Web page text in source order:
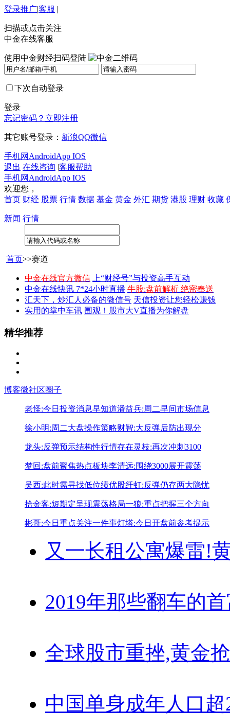
登录推广|客服 |
扫描或点击关注
中金在线客服
使用中金财经扫码登陆
下次自动登录
登录
忘记密码？ 立即注册
其它账号登录： 新浪QQ微信
手机网 AndroidApp IOS
退出 在线咨询 |客服帮助
手机网 AndroidApp IOS
欢迎您，
首页 财经 股票 行情 数据 基金 黄金 外汇 期货 港股 理财 收藏
新闻 行情
首页>>赛道
中金在线官方微信
上“财经号”与投资高手互动
中金在线快讯 7*24小时直播 牛股:盘前解析 绝密奉送
汇天下，炒汇人必备的微信号 天信投资让您轻松赚钱
实用的掌中车讯 围观！股市大V直播为你解盘
精华推荐
博客微社区圈子
老怪:今日投资消息早知道潘益兵:周二早间市场信息
徐小明:周二大盘操作策略财智:大反弹后防出现分
龙头:反弹预示结构性行情存在灵枝:再次冲刺3100
梦回:盘前聚焦热点板块李清远:围绕3000展开震荡
吴西:此时需寻找低位绩优股纤虹:反弹仍存两大隐忧
拾金客:短期定呈现震荡格局一狼:重点把握三个方向
彬哥:今日重点关注一件事灯塔:今日开盘前参考提示
又一长租公寓爆雷!
2019年那些翻车的
全球股市重挫,黄金
中国单身成年人口超